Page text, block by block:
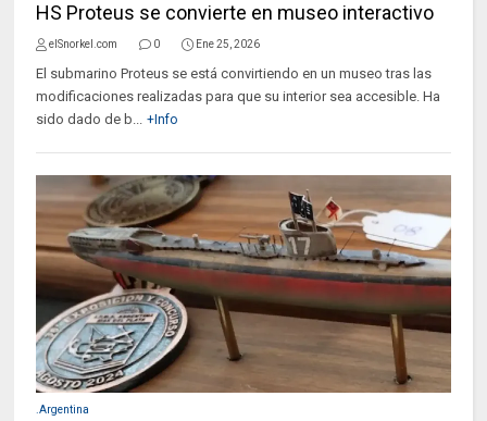
HS Proteus se convierte en museo interactivo
elSnorkel.com 0 Ene 25, 2026
El submarino Proteus se está convirtiendo en un museo tras las
modificaciones realizadas para que su interior sea accesible. Ha
sido dado de b... +Info
.Argentina